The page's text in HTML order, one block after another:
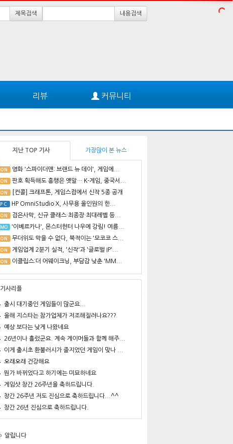
제목검색 내용검색
리뷰 커뮤니티
지난 TOP 기사 가장많이 본 뉴스
ON 영화 '스파이더맨: 브랜드 뉴 데이', 게임에...
ON 판호 획득해도 흥행은 옛말… K-게임, 중국서...
ON [컨콜] 크래프톤, 게임스컴에서 신작 5종 공개
PC HP OmniStudio X, 사무용 올인원의 한...
ON 검은사막, 신규 클래스·최종장·최대레벨 등...
MO '이베르카나', 몬스터헌터 나우에 강림! 여름...
ON 무더위도 막을 수 없다, 북적이는 '모코코 스...
ON 게임업계 2분기 실적, '신작'과 '글로벌 IP'...
ON 이클립스:더 어웨이크닝, 부담감 낮춘 'MM...
기사리플
출시 대기중인 게임들이 많군요...
올해 지스타는 참가업체가 저조해질려나요???
예상 보다는 낮게 나왔네요
26년이나 흘렀군요. 계속 게이머들과 함께 해주...
이게 출시초 환불러시가 줄지었던 게임이 맞나 ...
오래오래 건강해요
뭔가 바뀌었다고 하기에는 미묘하네요
게임샷 창간 26주년을 축하드립니다.
창간 26주년 저도 진심으로 축하드립니다...^^
창간 26년 진심으로 축하드립니다.
알립니다